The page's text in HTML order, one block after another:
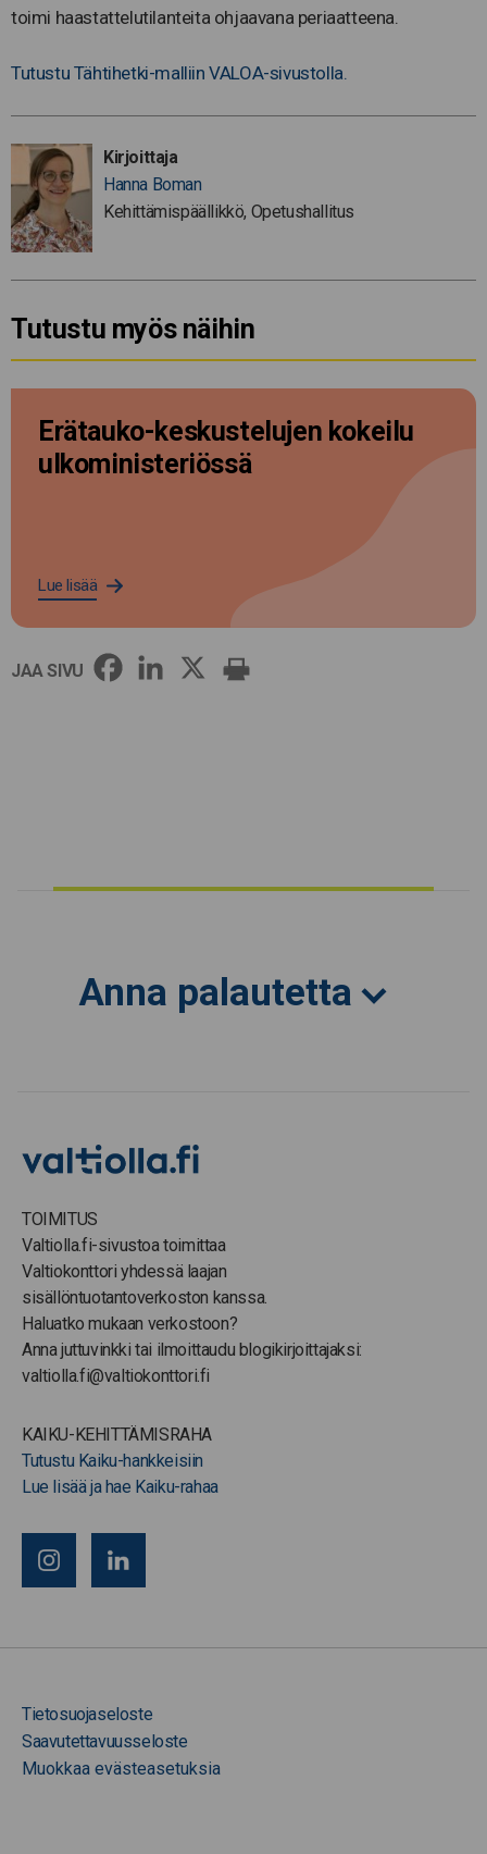
toimi haastattelutilanteita ohjaavana periaatteena.
Tutustu Tähtihetki-malliin VALOA-sivustolla.
Kirjoittaja
Hanna Boman
Kehittämispäällikkö, Opetushallitus
Tutustu myös näihin
Erätauko-keskustelujen kokeilu
ulkoministeriössä
Lue lisää
JAA SIVU
Anna palautetta
TOIMITUS
Valtiolla.fi-sivustoa toimittaa
Valtiokonttori yhdessä laajan
sisällöntuotantoverkoston kanssa.
Haluatko mukaan verkostoon?
Anna juttuvinkki tai ilmoittaudu blogikirjoittajaksi:
valtiolla.fi@valtiokonttori.fi
KAIKU-KEHITTÄMISRAHA
Tutustu Kaiku-hankkeisiin
Lue lisää ja hae Kaiku-rahaa
Tietosuojaseloste
Saavutettavuusseloste
Muokkaa evästeasetuksia